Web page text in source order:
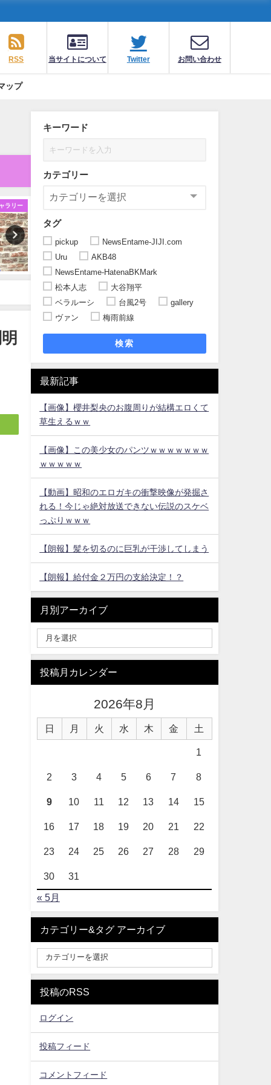
RSS 当サイトについて Twitter お問い合わせ
ップ
ラリー
キーワード
カテゴリー
タグ
pickup
NewsEntame-JIJI.com
Uru
AKB48
NewsEntame-HatenaBKMark
松本人志
大谷翔平
ベラルーシ
台風2号
gallery
ヴァン
梅雨前線
検索
最新記事
【画像】櫻井梨央のお腹周りが結構エロくて
草生えるｗｗ
【画像】この美少女のパンツｗｗｗｗｗｗｗ
ｗｗｗｗｗ
【動画】昭和のエロガキの衝撃映像が発掘さ
れる！今じゃ絶対放送できない伝説のスケベ
っぷりｗｗｗ
【朗報】髪を切るのに巨乳が干渉してしまう
【朗報】給付金２万円の支給決定！？
月別アーカイブ
投稿月カレンダー
2026年8月
日 月 火 水 木 金 土
1
2 3 4 5 6 7 8
9 10 11 12 13 14 15
16 17 18 19 20 21 22
23 24 25 26 27 28 29
30 31
« 5月
カテゴリー&タグ アーカイブ
投稿のRSS
ログイン
投稿フィード
コメントフィード